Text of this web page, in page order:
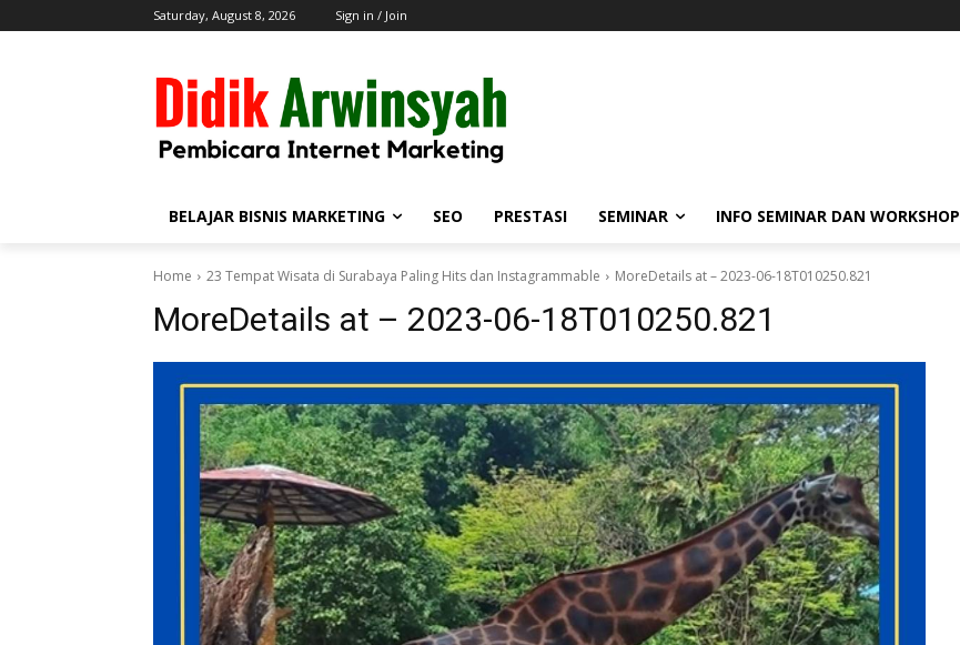
Saturday, August 8, 2026 Sign in / Join
BELAJAR BISNIS MARKETING SEO PRESTASI SEMINAR INFO SEMINAR DAN WORKSHOP
Home 23 Tempat Wisata di Surabaya Paling Hits dan Instagrammable MoreDetails at – 2023-06-18T010250.821
MoreDetails at – 2023-06-18T010250.821